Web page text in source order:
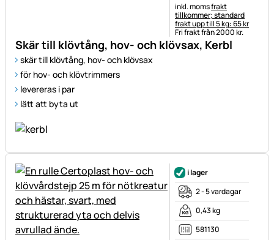
Skär till klövtång, hov- och klövsax, Kerbl
skär till klövtång, hov- och klövsax
för hov- och klövtrimmers
levereras i par
lätt att byta ut
Skatteinformation:
inkl. momsfrakt
tillkommer; standard
frakt upp till 5 kg: 65 kr
Fri frakt från 2000 kr.
i lager
2 - 5 vardagar
0,43 kg
581130